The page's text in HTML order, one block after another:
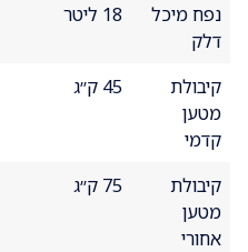
נפח מיכל
דלק
18 ליטר
קיבולת
מטען
קדמי
45 ק״ג
קיבולת
מטען
אחורי
75 ק״ג